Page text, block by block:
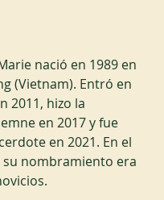
nació en 1989 en
(Vietnam). Entró en
2011, hizo la
en 2017 y fue
en 2021. En el
nombramiento era